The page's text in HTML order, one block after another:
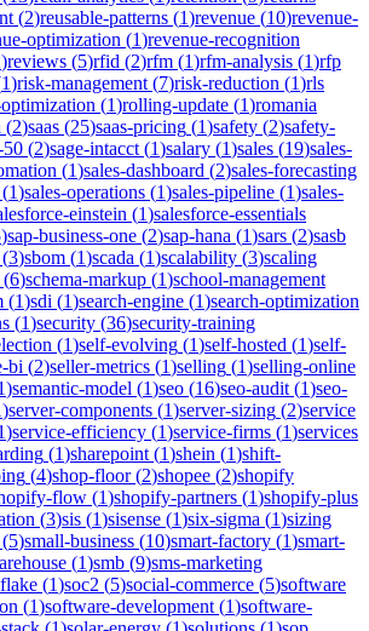
(2)reusable-patterns (1)revenue (10)revenue-
optimization (1)revenue-recognition
)reviews (5)rfid (2)rfm (1)rfm-analysis (1)rfp
1)risk-management (7)risk-reduction (1)rls
(1)rolling-update (1)romania
(2)saas (25)saas-pricing (1)safety (2)safety-
50 (2)sage-intacct (1)salary (1)sales (19)sales-
(1)sales-dashboard (2)sales-forecasting
(1)sales-operations (1)sales-pipeline (1)sales-
einstein (1)salesforce-essentials
)sap-business-one (2)sap-hana (1)sars (2)sasb
(3)sbom (1)scada (1)scalability (3)scaling
(6)schema-markup (1)school-management
(1)sdi (1)search-engine (1)search-optimization
(1)security (36)security-training
(1)self-evolving (1)self-hosted (1)self-
bi (2)seller-metrics (1)selling (1)selling-online
)semantic-model (1)seo (16)seo-audit (1)seo-
)server-components (1)server-sizing (2)service
)service-efficiency (1)service-firms (1)services
(1)sharepoint (1)shein (1)shift-
(4)shop-floor(2)shopee (2)shopify
flow (1)shopify-partners (1)shopify-plus
(3)sis (1)sisense (1)six-sigma (1)sizing
(5)small-business (10)smart-factory (1)smart-
(1)smb (9)sms-marketing
(1)soc2 (5)social-commerce (5)software
(1)software-development (1)software-